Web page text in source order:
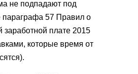
не подпадают под
параграфа 57 Правил о
заработной плате 2015
которые время от